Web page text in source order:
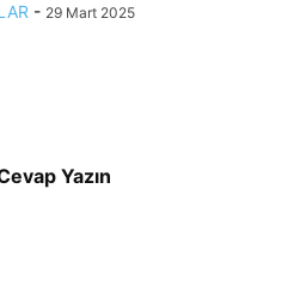
- 29 Mart 2025
Yazın